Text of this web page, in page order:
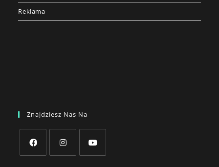
Reklama
Znajdziesz Nas Na